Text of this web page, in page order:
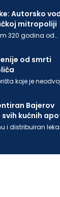
godine
Autorsko
mitropoliji
320 godina od
od smrti
koje je
Bajerov
kućnih
i distribuiran